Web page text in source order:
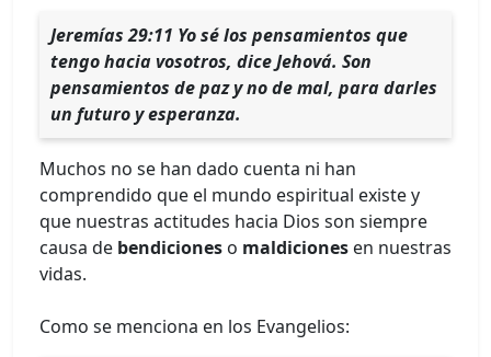
Jeremías 29:11 Yo sé los pensamientos que
tengo hacia vosotros, dice Jehová. Son
pensamientos de paz y no de mal, para darles
un futuro y esperanza.
Muchos no se han dado cuenta ni han
comprendido que el mundo espiritual existe y
que nuestras actitudes hacia Dios son siempre
causa de bendiciones o maldiciones en nuestras
vidas.
Como se menciona en los Evangelios: